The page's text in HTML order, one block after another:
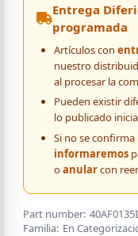
Entrega
programada
Artículos con
nuestro
al procesar la
Pueden existir
lo publicado
Si no se
informaremos
oanularcon
Part number:
Familia: En